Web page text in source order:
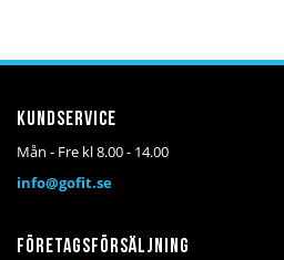
Kundservice
Mån - Fre kl 8.00 - 14.00
info@gofit.se
Företagsförsäljning